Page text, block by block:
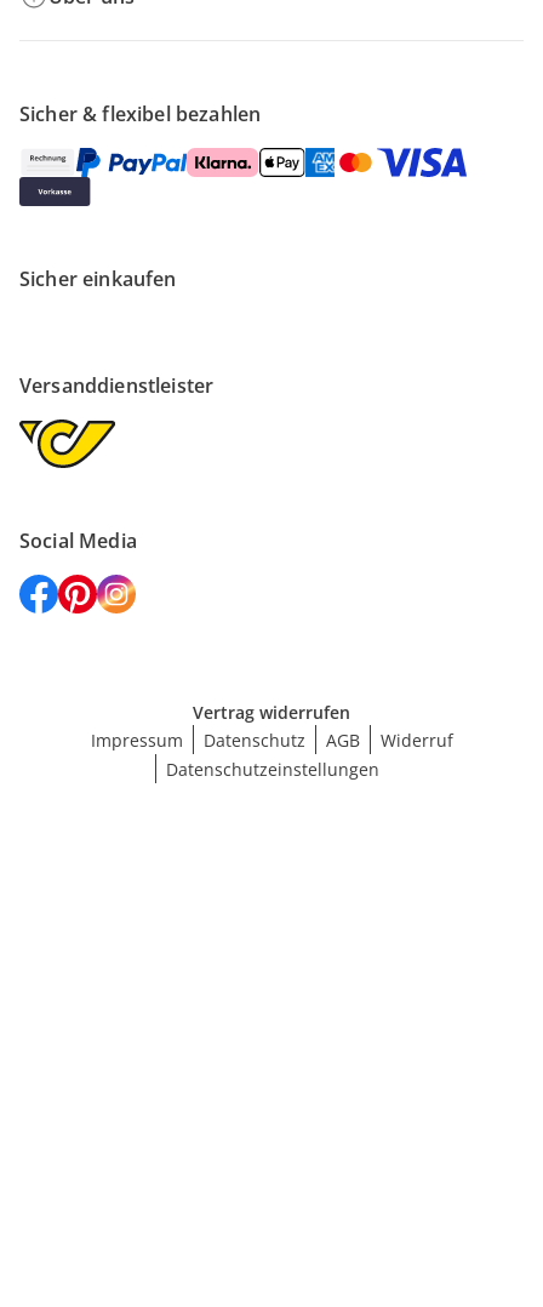
Sicher & flexibel bezahlen
Sicher einkaufen
Versanddienstleister
Social Media
Vertrag widerrufen
Impressum
Datenschutz AGB
Widerruf
Datenschutzeinstellungen